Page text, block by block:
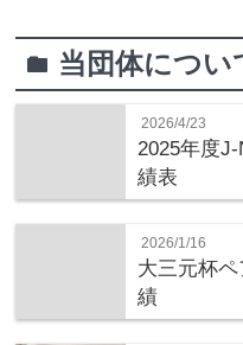
folder 当団体につい
2026/4/23
2025年度
績表
2026/1/16
大三元杯
績